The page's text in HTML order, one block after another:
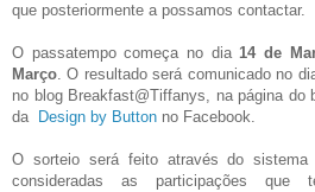
que posteriormente a possamos contactar.
O passatempo começa no dia14 de
Março. O resultado será comunicado no
no blog Breakfast@Tiffanys, na página do
da Design by Button no Facebook.
O sorteio será feito através do sistema
consideradas as participações que